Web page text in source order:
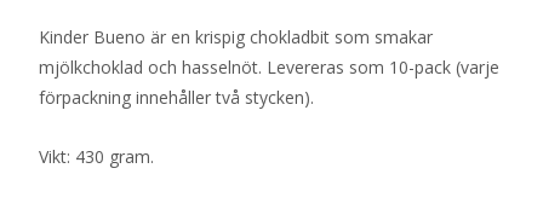
Kinder Bueno är en krispig chokladbit som smakar
mjölkchoklad och hasselnöt. Levereras som 10-pack (varje
förpackning innehåller två stycken).
Vikt: 430 gram.